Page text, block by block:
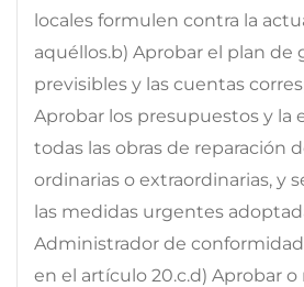
locales formulen contra la
aquéllos.b) Aprobar el plan de
previsibles y las cuentas
Aprobar los presupuestos y la
todas las obras de reparación
ordinarias o extraordinarias, y
las medidas urgentes
Administrador de
en el artículo 20.c.d) Aprobar o